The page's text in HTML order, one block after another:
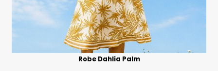
Robe Dahlia Palm